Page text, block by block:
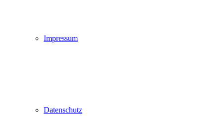
Impressum
Datenschutz